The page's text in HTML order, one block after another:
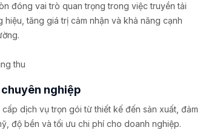
đóng vai trò quan trọng trong việc truyền tải
hiệu, tăng giá trị cảm nhận và khả năng cạnh
chuyên nghiệp
dịch vụ trọn gói từ thiết kế đến sản xuất, đảm
độ bền và tối ưu chi phí cho doanh nghiệp.